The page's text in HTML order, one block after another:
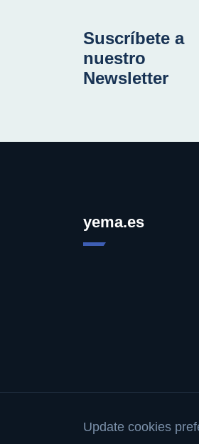
Suscríbete a
nuestro
Newsletter
yema.es
Update cookies